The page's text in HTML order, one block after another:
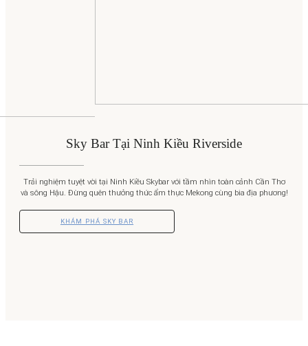
Sky Bar Tại Ninh Kiều Riverside
Trải nghiệm tuyệt vời tại Ninh Kiều Skybar với tầm nhìn toàn cảnh Cần Thơ
và sông Hậu. Đừng quên thưởng thức ẩm thực Mekong cùng bia địa phương!
KHÁM PHÁ SKY BAR